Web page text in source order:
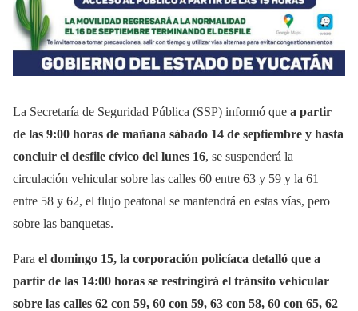
La Secretaría de Seguridad Pública (SSP) informó que a partir
de las 9:00 horas de mañana sábado 14 de septiembre y hasta
concluir el desfile cívico del lunes 16, se suspenderá la
circulación vehicular sobre las calles 60 entre 63 y 59 y la 61
entre 58 y 62, el flujo peatonal se mantendrá en estas vías, pero
sobre las banquetas.
Para el domingo 15, la corporación policíaca detalló que a
partir de las 14:00 horas se restringirá el tránsito vehicular
sobre las calles 62 con 59, 60 con 59, 63 con 58, 60 con 65, 62